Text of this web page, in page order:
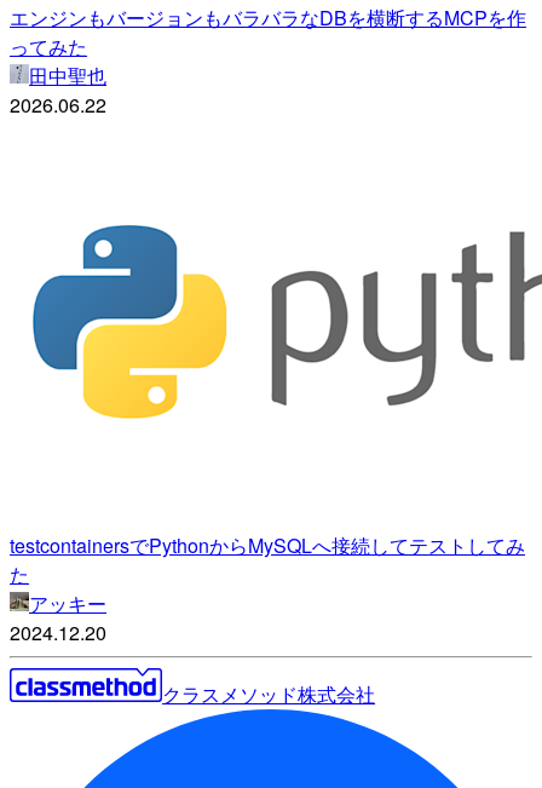
エンジンもバージョンもバラバラなDBを横断するMCPを作
ってみた
田中聖也
2026.06.22
testcontainersでPythonからMySQLへ接続してテストしてみ
た
アッキー
2024.12.20
クラスメソッド株式会社